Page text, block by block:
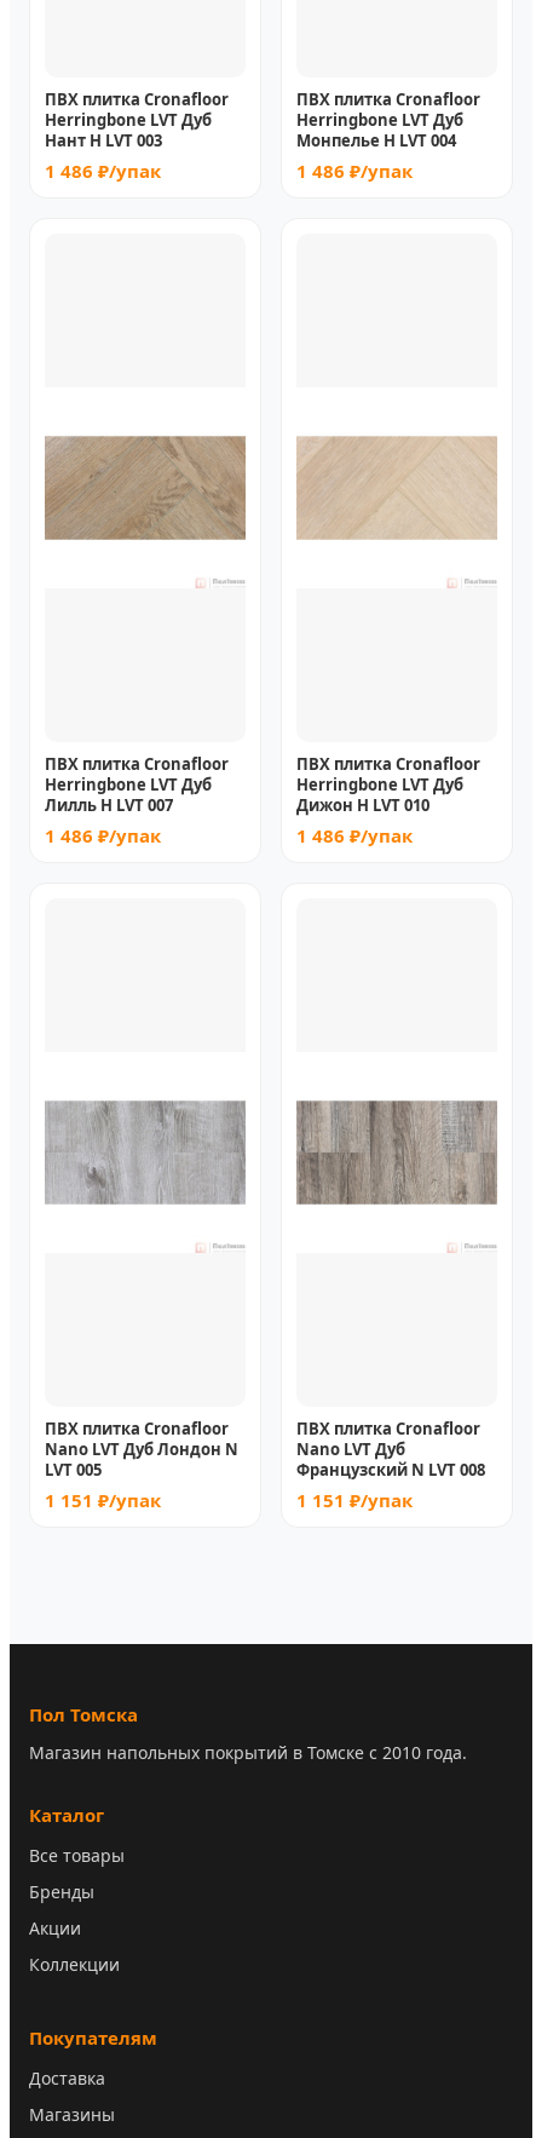
ПВХ плитка Cronafloor
Herringbone LVT Дуб
Нант H LVT 003
1 486 ₽/упак
ПВХ плитка Cronafloor
Herringbone LVT Дуб
Монпелье H LVT 004
1 486 ₽/упак
ПВХ плитка Cronafloor
Herringbone LVT Дуб
Лилль H LVT 007
1 486 ₽/упак
ПВХ плитка Cronafloor
Herringbone LVT Дуб
Дижон H LVT 010
1 486 ₽/упак
ПВХ плитка Cronafloor
Nano LVT Дуб Лондон N
LVT 005
1 151 ₽/упак
ПВХ плитка Cronafloor
Nano LVT Дуб
Французский N LVT 008
1 151 ₽/упак
Пол Томска
Магазин напольных покрытий в Томске с 2010 года.
Каталог
Все товары
Бренды
Акции
Коллекции
Покупателям
Доставка
Магазины